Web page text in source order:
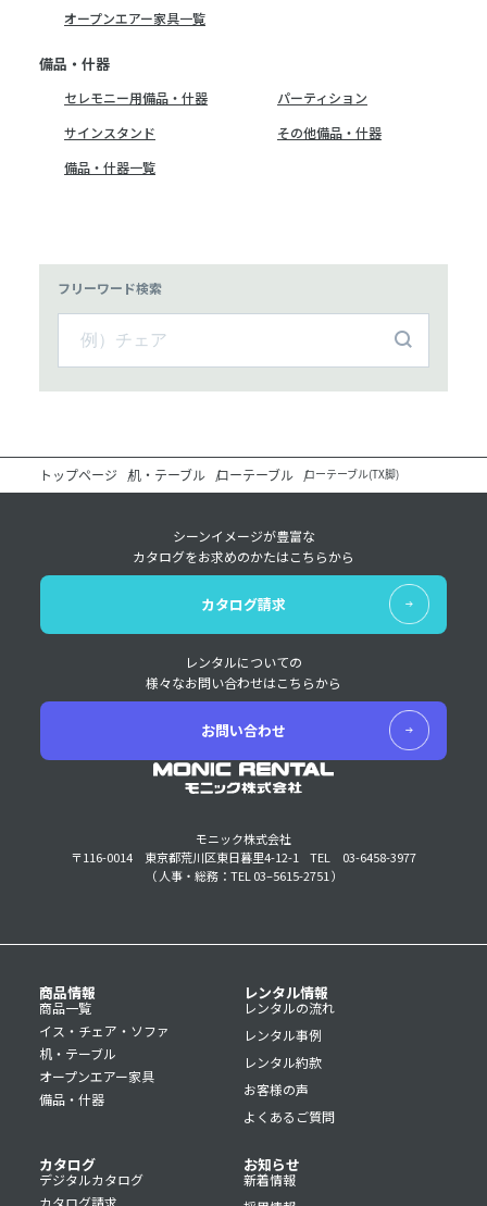
オープンエアー家具一覧
備品・什器
セレモニー用備品・什器
パーティション
サインスタンド
その他備品・什器
備品・什器一覧
フリーワード検索
トップページ 机・テーブル ローテーブル ローテーブル(TX脚)
モニック株式会社
〒116-0014 東京都荒川区東日暮里4-12-1
TEL 03-6458-3977
（ 人事・総務：TEL 03–5615-2751 ）
シーンイメージが豊富な
カタログをお求めのかたはこちらから
カタログ請求
レンタルについての
様々なお問い合わせはこちらから
お問い合わせ
商品情報
商品一覧
イス・チェア・ソファ
机・テーブル
オープンエアー家具
備品・什器
レンタル情報
レンタルの流れ
レンタル事例
レンタル約款
お客様の声
よくあるご質問
カタログ
デジタルカタログ
カタログ請求
お知らせ
新着情報